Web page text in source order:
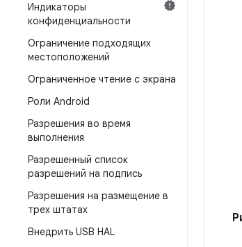
Индикаторы
конфиденциальности
Ограничение подходящих
местоположений
Ограниченное чтение с экрана
Роли Android
Разрешения во время
выполнения
Разрешенный список
разрешений на подпись
Разрешения на размещение в
трех штатах
Внедрить USB HAL